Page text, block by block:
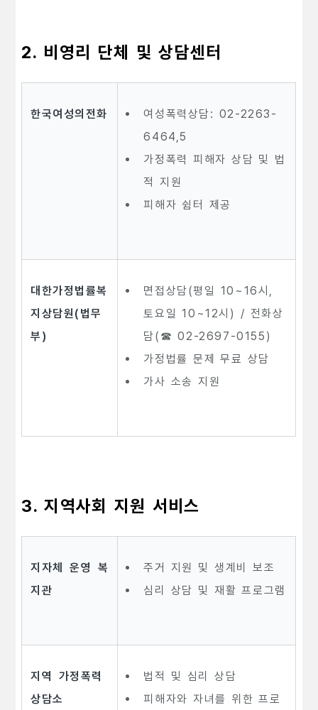
2. 비영리 단체 및 상담센터
한국여성의전화
여성폭력상담: 02-2263-
6464,5
가정폭력 피해자 상담 및 법
적 지원
피해자 쉼터 제공
대한가정법률복
지상담원(법무
부)
면접상담(평일 10~16시,
토요일 10~12시) / 전화상
담(☎ 02-2697-0155)
가정법률 문제 무료 상담
가사 소송 지원
3. 지역사회 지원 서비스
지자체 운영 복
지관
주거 지원 및 생계비 보조
심리 상담 및 재활 프로그램
지역 가정폭력
상담소
법적 및 심리 상담
피해자와 자녀를 위한 프로